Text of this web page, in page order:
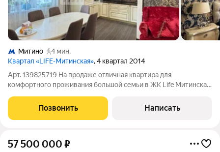
Митино
4 мин.
Квартал «LIFE-Митинская», 4 квартал 2014
Арт. 139825719 На продаже отличная квартира для
комфортного проживания большой семьи в ЖК Life Митинская!
Качественный ремонт с применением только хороших
материалов, предусмотрено много мест для
Позвонить Написать
57 500 000 ₽